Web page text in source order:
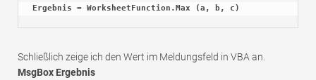
Ergebnis = WorksheetFunction.Max (a, b, c)
Schließlich zeige ich den Wert im Meldungsfeld in VBA an.
MsgBox Ergebnis